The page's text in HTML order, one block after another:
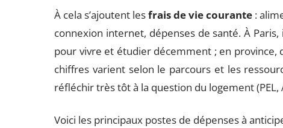
À cela s’ajoutent lesfrais de vie courante :
connexion internet, dépenses de santé. À
pour vivre et étudier décemment ; en province,
chiffres varient selon le parcours et les
réfléchir très tôt à la question du logement
Voici les principaux postes de dépenses à